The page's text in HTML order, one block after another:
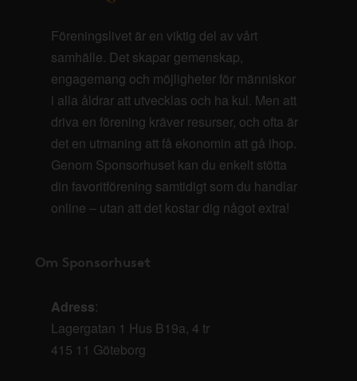
Föreningslivet är en viktig del av vårt
samhälle. Det skapar gemenskap,
engagemang och möjligheter för människor
i alla åldrar att utvecklas och ha kul. Men att
driva en förening kräver resurser, och ofta är
det en utmaning att få ekonomin att gå ihop.
Genom Sponsorhuset kan du enkelt stötta
din favoritförening samtidigt som du handlar
online – utan att det kostar dig något extra!
Om Sponsorhuset
Adress:
Lagergatan 1 Hus B19a, 4 tr
415 11 Göteborg